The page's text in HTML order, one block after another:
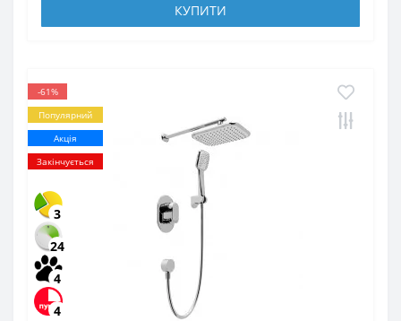
КУПИТИ
-61%
Популярний
Акція
Закінчується
3
24
4
4